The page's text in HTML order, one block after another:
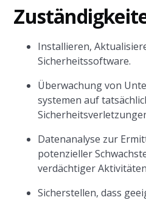
Installieren,
Sicherheitssoftware.
Überwachung von
systemen auf
Datenanalyse zur
potenzieller
verdächtiger
Sicherstellen, dass